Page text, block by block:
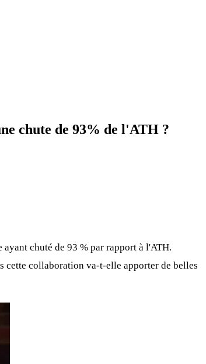
chute de 93% de l'ATH ?
chuté de 93 % par rapport à l'ATH.
cette collaboration va-t-elle apporter de belles